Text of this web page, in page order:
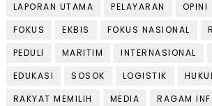
LAPORAN UTAMA
PELAYARAN OPINI
FOKUS
EKBIS FOKUS NASIONAL
PEDULI
MARITIM INTERNASIONAL
EDUKASI
SOSOK LOGISTIK
RAKYAT MEMILIH
MEDIA
RAGAM